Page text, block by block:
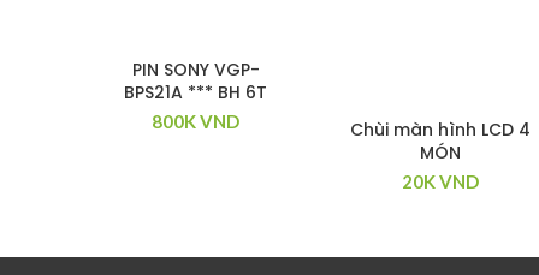
PIN SONY VGP-
BPS21A *** BH 6T
800KVND
Chùi màn hình LCD 4
MÓN
20KVND